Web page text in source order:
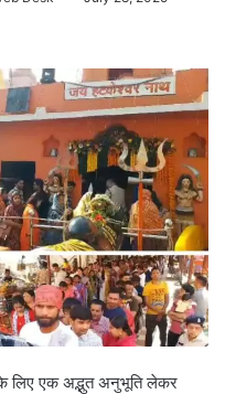
के लिए एक अद्भुत अनुभूति लेकर